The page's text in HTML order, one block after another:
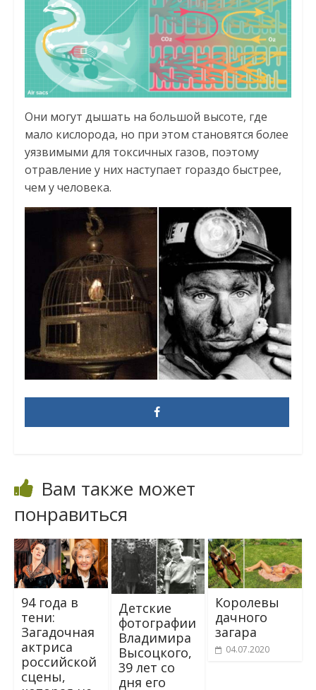
Они могут дышать на большой высоте, где
мало кислорода, но при этом становятся более
уязвимыми для токсичных газов, поэтому
отравление у них наступает гораздо быстрее,
чем у человека.
Вам также может
понравиться
94 года в
тени:
Загадочная
актриса
российской
сцены,
Детские
фотографии
Владимира
Высоцкого,
39 лет со
дня его
Королевы
дачного
загара
04.07.2020